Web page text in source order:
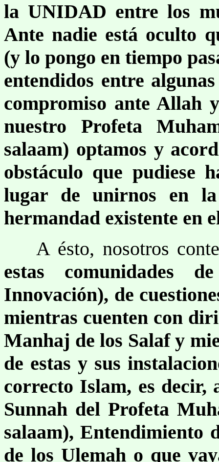
la UNIDAD entre los
Ante nadie está oculto
(y lo pongo en tiempo
entendidos entre
compromiso ante Allah
nuestro Profeta
salaam) optamos y
obstáculo que pudiese
lugar de unirnos en
hermandad existente en
A ésto, nosotros
estas comunidades
Innovación), de
mientras cuenten con
Manhaj de los Salaf y
de estas y sus
correcto Islam, es decir,
Sunnah del Profeta
salaam), Entendimiento
de los Ulemah o que